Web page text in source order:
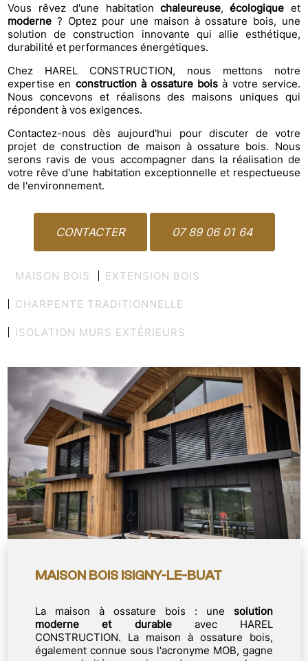
Vous rêvez d'une habitation chaleureuse,écologique et
moderne ? Optez pour une maison à ossature bois, une
solution de construction innovante qui allie esthétique,
durabilité et performances énergétiques.
Chez HAREL CONSTRUCTION, nous mettons notre
expertise en construction à ossature bois à votre service.
Nous concevons et réalisons des maisons uniques qui
répondent à vos exigences.
Contactez-nous dès aujourd'hui pour discuter de votre
projet de construction de maison à ossature bois. Nous
serons ravis de vous accompagner dans la réalisation de
votre rêve d'une habitation exceptionnelle et respectueuse
de l'environnement.
CONTACTER 07 89 06 01 64
MAISON BOIS EXTENSION BOIS
CHARPENTE TRADITIONNELLE
ISOLATION MURS EXTÉRIEURS
MAISON BOIS ISIGNY-LE-BUAT
La maison à ossature bois : une solution
moderne et durableavec HAREL
CONSTRUCTION. La maison à ossature bois,
également connue sous l'acronyme MOB, gagne